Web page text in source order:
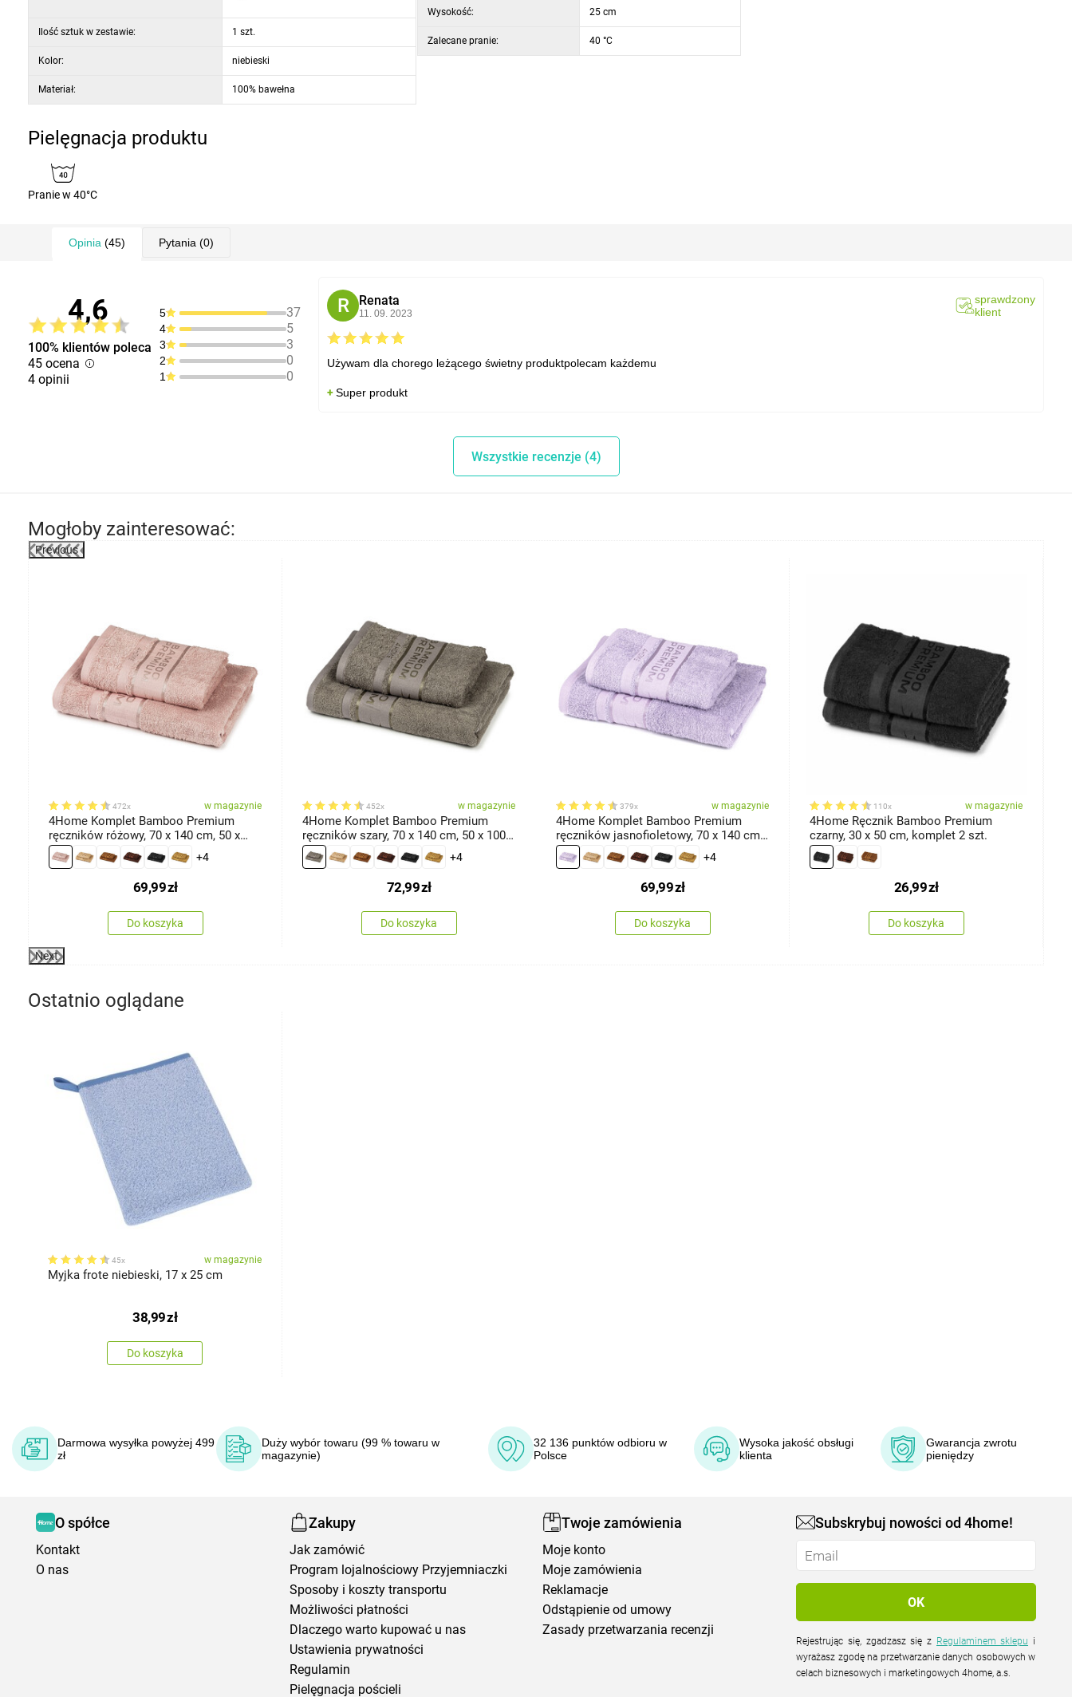
Ilość sztuk w zestawie: 1 szt.
Kolor: niebieski
Materiał: 100% bawełna
Wysokość: 25 cm
Zalecane pranie: 40 °C
Pielęgnacja produktu
Pranie w 40°C
Opinia (45) Pytania (0)
4,6
100% klientów poleca
45 ocena
4 opinii
5 37
4 5
3 3
2 0
1 0
R Renata
11. 09. 2023
sprawdzony
klient
Używam dla chorego leżącego świetny produktpolecam każdemu
Super produkt
Wszystkie recenzje (4)
Mogłoby zainteresować:
Previous
472x w magazynie
4Home Komplet Bamboo Premium
ręczników różowy, 70 x 140 cm, 50 x
100 cm
+4
69,99zł
Do koszyka
452x w magazynie
4Home Komplet Bamboo Premium
ręczników szary, 70 x 140 cm, 50 x 100
cm
+4
72,99zł
Do koszyka
379x w magazynie
4Home Komplet Bamboo Premium
ręczników jasnofioletowy, 70 x 140 cm,
50 x 100 cm
+4
69,99zł
Do koszyka
110x w magazynie
4Home Ręcznik Bamboo Premium
czarny, 30 x 50 cm, komplet 2 szt.
26,99zł
Do koszyka
Next
Ostatnio oglądane
45x w magazynie
Myjka frote niebieski, 17 x 25 cm
38,99zł
Do koszyka
Darmowa wysyłka powyżej 499
zł
Duży wybór towaru (99 % towaru w
magazynie)
32 136 punktów odbioru w
Polsce
Wysoka jakość obsługi
klienta
Gwarancja zwrotu
pieniędzy
O spółce
Kontakt
O nas
Zakupy
Jak zamówić
Program lojalnościowy Przyjemniaczki
Sposoby i koszty transportu
Możliwości płatności
Dlaczego warto kupować u nas
Ustawienia prywatności
Regulamin
Pielęgnacja pościeli
Twoje zamówienia
Moje konto
Moje zamówienia
Reklamacje
Odstąpienie od umowy
Zasady przetwarzania recenzji
Subskrybuj nowości od 4home!
Rejestrując się, zgadzasz się z Regulaminem sklepu
wyrażasz zgodę na przetwarzanie danych osobowych w
celach biznesowych i marketingowych 4home, a.s.